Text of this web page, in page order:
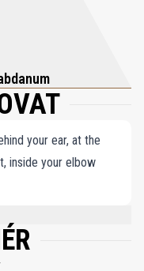
your ear, at the
inside your elbow
(PARFUM), LIMONENE,
METHYLPROPIONAL,
GERANIOL, BENZYL